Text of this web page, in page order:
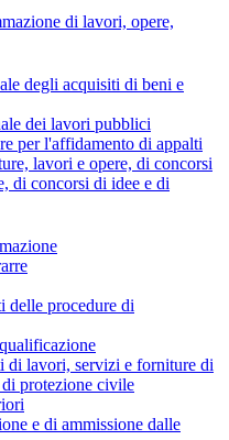
di lavori, opere,
degli acquisiti di beni e
dei lavori pubblici
per l'affidamento di appalti
lavori e opere, di concorsi
di concorsi di idee e di
delle procedure di
di lavori, servizi e forniture di
di protezione civile
e di ammissione dalle